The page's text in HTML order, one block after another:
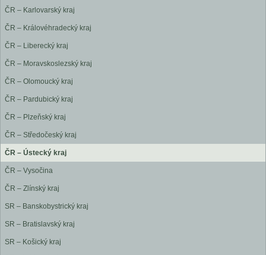
ČR – Karlovarský kraj
ČR – Královéhradecký kraj
ČR – Liberecký kraj
ČR – Moravskoslezský kraj
ČR – Olomoucký kraj
ČR – Pardubický kraj
ČR – Plzeňský kraj
ČR – Středočeský kraj
ČR – Ústecký kraj
ČR – Vysočina
ČR – Zlínský kraj
SR – Banskobystrický kraj
SR – Bratislavský kraj
SR – Košický kraj